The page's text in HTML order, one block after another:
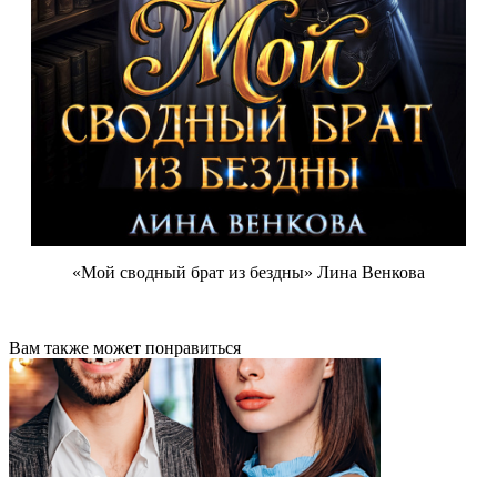
«Мой сводный брат из бездны» Лина Венкова
Вам также может понравиться